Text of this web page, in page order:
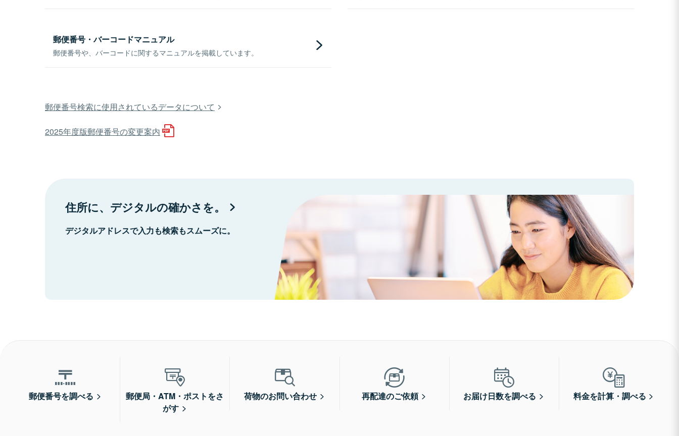
郵便番号・バーコードマニュアル
郵便番号や、バーコードに関するマニュアルを掲載しています。
郵便番号検索に使用されているデータについて
2025年度版郵便番号の変更案内
住所に、デジタルの確かさを。
デジタルアドレスで入力も検索もスムーズに。
郵便番号を調べる
郵便局・ATM・ポストをさ
がす
荷物のお問い合わせ 再配達のご依頼 お届け日数を調べる 料金を計算・調べる